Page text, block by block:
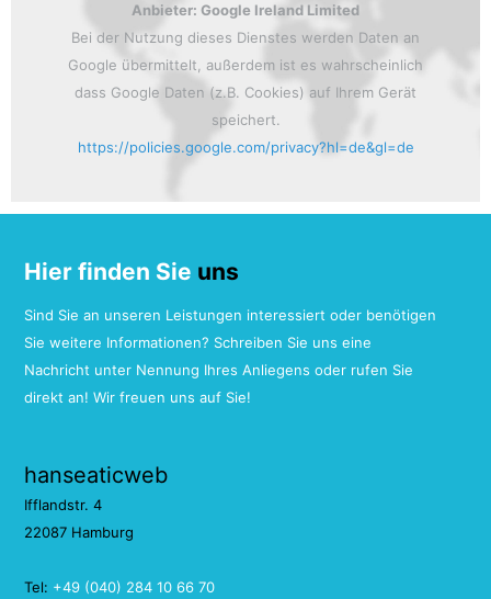
Anbieter: Google Ireland Limited
Bei der Nutzung dieses Dienstes werden Daten an
Google übermittelt, außerdem ist es wahrscheinlich
dass Google Daten (z.B. Cookies) auf Ihrem Gerät
speichert.
https://policies.google.com/privacy?hl=de&gl=de
Hier finden Sie uns
Sind Sie an unseren Leistungen interessiert oder benötigen
Sie weitere Informationen? Schreiben Sie uns eine
Nachricht unter Nennung Ihres Anliegens oder rufen Sie
direkt an! Wir freuen uns auf Sie!
hanseaticweb
Ifflandstr. 4
22087 Hamburg
Tel: +49 (040) 284 10 66 70